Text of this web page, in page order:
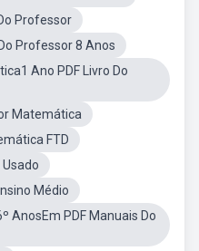
Professor
Professor 8 Anos
Ano PDF Livro Do
Matemática
FTD
Médio
AnosEm PDF Manuais Do